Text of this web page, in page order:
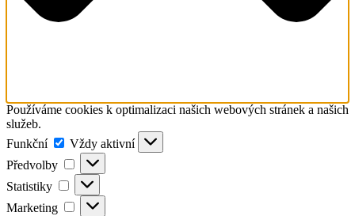
Používáme cookies k optimalizaci našich webových stránek a našich
služeb.
Funkční
Funkční
Vždy aktivní
Předvolby
Předvolby
Statistiky Statistiky
Marketing Marketing